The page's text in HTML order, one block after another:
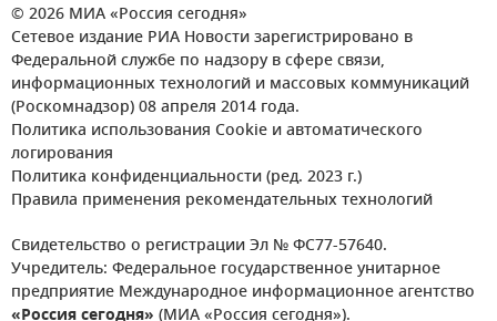
© 2026 МИА «Россия сегодня»
Сетевое издание РИА Новости зарегистрировано в
Федеральной службе по надзору в сфере связи,
информационных технологий и массовых коммуникаций
(Роскомнадзор) 08 апреля 2014 года.
Политика использования Cookie и автоматического
логирования
Политика конфиденциальности (ред. 2023 г.)
Правила применения рекомендательных технологий
Свидетельство о регистрации Эл № ФС77-57640.
Учредитель: Федеральное государственное унитарное
предприятие Международное информационное агентство
«Россия сегодня» (МИА «Россия сегодня»).